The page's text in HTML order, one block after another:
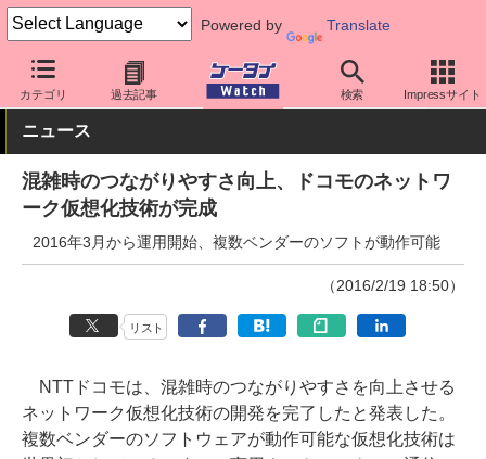
Powered by Translate
カテゴリ 過去記事 検索 Impressサイト
ケータイ Watch キャリア ドコモ ネットワーク/技術
ニュース
混雑時のつながりやすさ向上、ドコモのネットワ
ーク仮想化技術が完成
2016年3月から運用開始、複数ベンダーのソフトが動作可能
（2016/2/19 18:50）
リスト
NTTドコモは、混雑時のつながりやすさを向上させる
ネットワーク仮想化技術の開発を完了したと発表した。
複数ベンダーのソフトウェアが動作可能な仮想化技術は